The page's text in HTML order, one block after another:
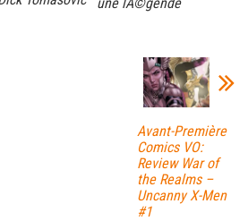
Avant-Première
Comics VO:
Review War of
the Realms –
Uncanny X-Men
#1